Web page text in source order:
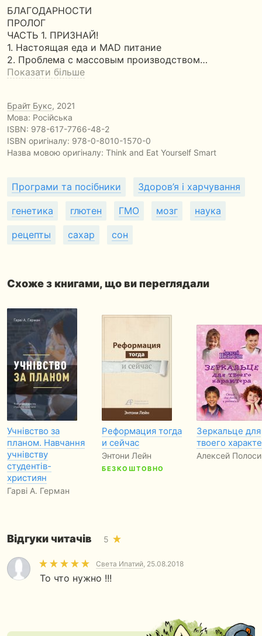
БЛАГОДАРНОСТИ
ПРОЛОГ
ЧАСТЬ 1. ПРИЗНАЙ!
1. Настоящая еда и MAD питание
2. Проблема с массовым производством…
Показати більше
Брайт Букс, 2021
Мова: Російська
ISBN: 978-617-7766-48-2
ISBN оригіналу: 978-0-8010-1570-0
Назва мовою оригіналу: Think and Eat Yourself Smart
Програми та посібники Здоров’я і харчування
генетика глютен ГМО мозг наука
рецепты сахар сон
Схоже з книгами, що ви переглядали
Учнівство за
планом. Навчання
учнівству
студентів-
християн
Гарві А. Герман
Реформация тогда
и сейчас
Энтони Лейн
БЕЗКОШТОВНО
Зеркальце для
твоего
Алексей
Відгуки читачів 5
Света Ипатий, 25.08.2018
То что нужно !!!